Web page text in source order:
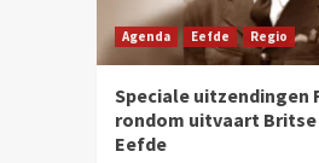
Agenda Eefde Regio
Speciale uitzendingen
rondom uitvaart
Eefde